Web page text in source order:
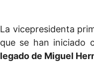
La vicepresidenta
que se han iniciado
legado de Miguel